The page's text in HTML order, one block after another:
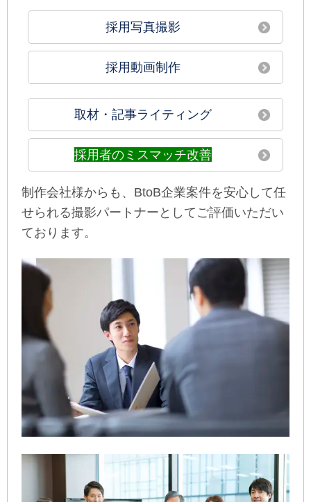
採用写真撮影
採用動画制作
取材・記事ライティング
採用者のミスマッチ改善
制作会社様からも、BtoB企業案件を安心して任
せられる撮影パートナーとしてご評価いただい
ております。